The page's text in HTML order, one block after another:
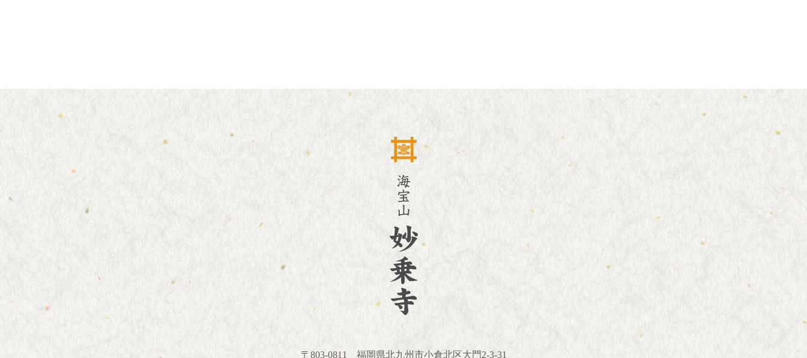
〒803-0811 福岡県北九州市小倉北区大門2-3-31